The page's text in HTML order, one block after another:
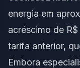
energia em
acréscimo de
tarifa anterior,
Embora